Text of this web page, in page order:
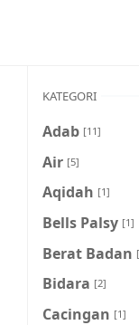
KATEGORI
Adab [11]
Air [5]
Aqidah [1]
Bells Palsy [1]
Berat Badan
Bidara [2]
Cacingan [1]